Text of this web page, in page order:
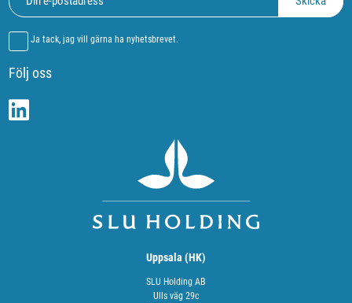
Ja tack, jag vill gärna ha nyhetsbrevet.
Följ oss
Uppsala (HK)
SLU Holding AB
Ulls väg 29c